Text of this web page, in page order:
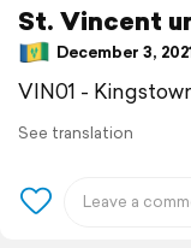
St. Vincent
December 3, 2021
VIN01 -
See translation